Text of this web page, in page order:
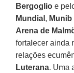
Bergoglio e
Mundial ,
Arena de
fortalecer ainda
relações
Luterana. Uma